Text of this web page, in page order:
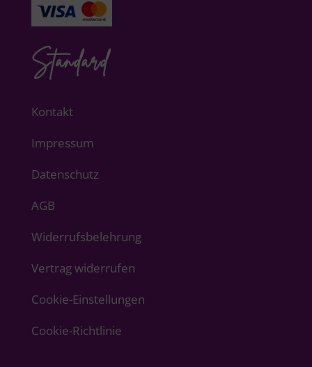
Standard
Kontakt
Impressum
Datenschutz
AGB
Widerrufsbelehrung
Vertrag widerrufen
Cookie-Einstellungen
Cookie-Richtlinie